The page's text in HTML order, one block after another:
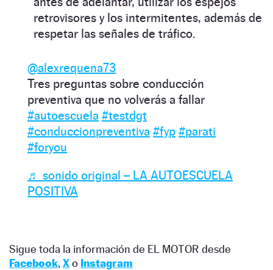
retrovisores y los intermitentes, además de
respetar las señales de tráfico.
@alexrequena73
Tres preguntas sobre conducción
preventiva que no volverás a fallar
#autoescuela #testdgt
#conduccionpreventiva #fyp #parati
#foryou
♬ sonido original – LA AUTOESCUELA
POSITIVA
Sigue toda la información de EL MOTOR desde
Facebook, Xo Instagram